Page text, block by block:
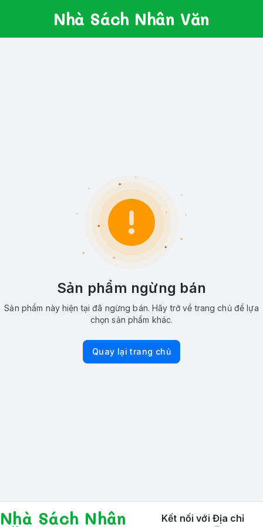
Nhà Sách Nhân Văn
Sản phẩm ngừng bán
Sản phẩm này hiện tại đã ngừng bán. Hãy trở về trang chủ để lựa
chọn sản phẩm khác.
Quay lại trang chủ
Nhà Sách Nhân
Kết nối với Địa chỉ